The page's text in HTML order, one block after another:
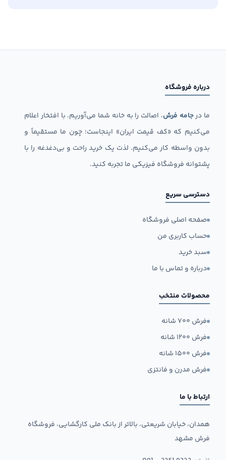
درباره فروشگاه
ما درجامه فرش، اصالت را به خانه شما می‌آوریم. با افتخار اعلام
می‌کنیم که «کف قیمت ایران» اینجاست؛ چون ما مستقیماً و
بدون واسطه کار می‌کنیم. لذت یک خرید راحت و بی‌دغدغه را با
پشتوانه فروشگاه فیزیکی ما تجربه کنید.
دسترسی سریع
صفحه اصلی فروشگاه
حساب کاربری من
سبد خرید
درباره و تماس با ما
محصولات منتخب
فرش ۷۰۰ شانه
فرش ۱۲۰۰ شانه
فرش ۱۵۰۰ شانه
فرش مدرن و فانتزی
ارتباط با ما
همدان، خیابان شریعتی، بالاتر از بانک ملی کارگشایی، فروشگاه
فرش مشهد